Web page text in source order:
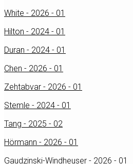
White - 2026 - 01
Hilton - 2024 - 01
Duran - 2024 - 01
Chen - 2026 - 01
Zehtabvar - 2026 - 01
Stemle - 2024 - 01
Tang - 2025 - 02
Hörmann - 2026 - 01
Gaudzinski-Windheuser - 2026 - 01